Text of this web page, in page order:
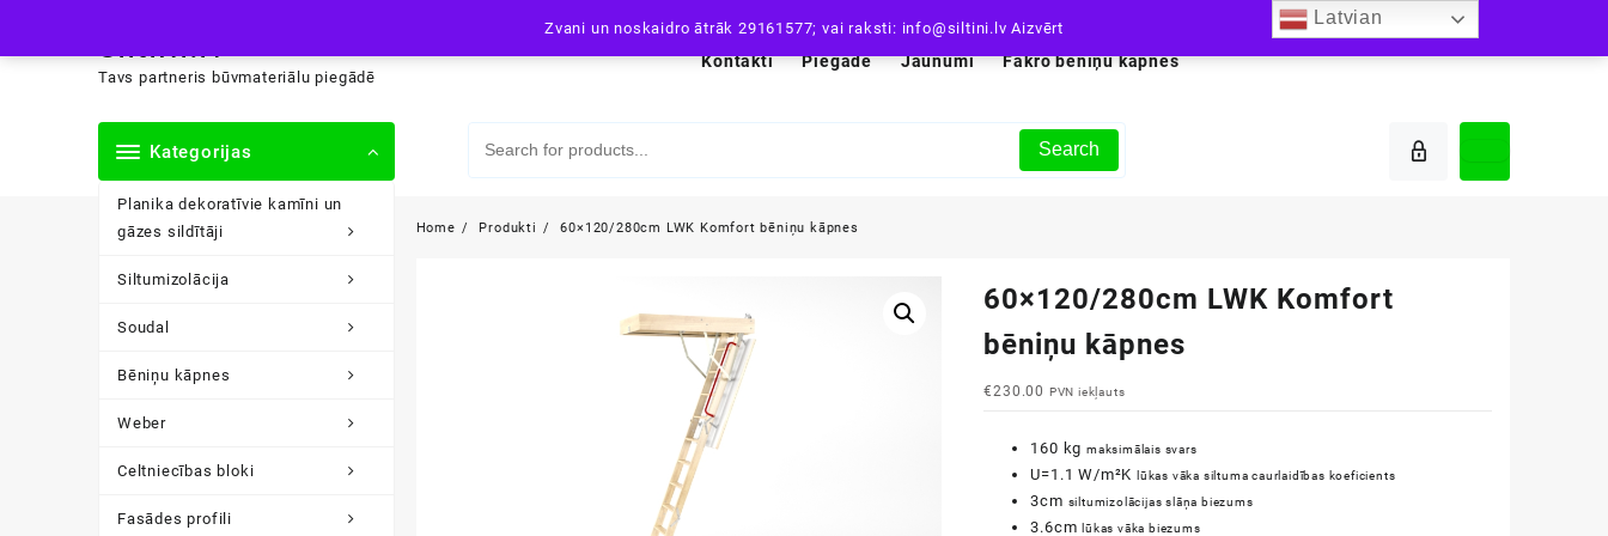
Zvani un noskaidro ātrāk 29161577; vai raksti: info@siltini.lvAizvērt
content
siltini.lv
Tavs partneris būvmateriālu piegādē
Kontakti Piegāde Jaunumi Fakro bēniņu kāpnes
Kategorijas
Planika dekoratīvie kamīni un
gāzes sildītāji
Siltumizolācija
Soudal
Bēniņu kāpnes
Weber
Celtniecības bloki
Fasādes profili
Search
Home Produkti 60×120/280cm LWK Komfort bēniņu kāpnes
60×120/280cm LWK Komfort
bēniņu kāpnes
€230.00 PVN iekļauts
160 kgmaksimālais svars
U=1.1 W/m²Klūkas vāka siltuma caurlaidības koeficients
3cm siltumizolācijas slāņa biezums
3.6cmlūkas vāka biezums
Latvian